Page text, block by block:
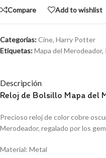
Compare Add to wishlist
Categorías:Cine, Harry Potter
Etiquetas:Mapa del Merodeador,
Descripción
Reloj de Bolsillo Mapa del
Precioso reloj de color cobre
Merodeador, regalado por los
Material: Metal